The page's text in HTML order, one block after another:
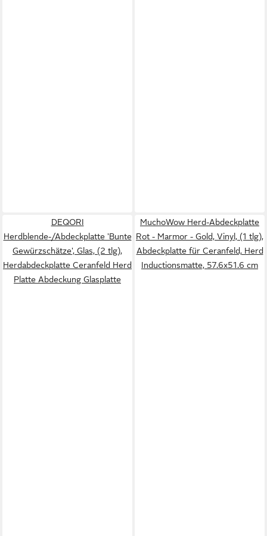
DEQORI
Herdblende-/Abdeckplatte 'Bunte
Gewürzschätze', Glas, (2 tlg),
Herdabdeckplatte Ceranfeld Herd
Platte Abdeckung Glasplatte
MuchoWow Herd-Abdeckplatte
Rot - Marmor - Gold, Vinyl, (1 tlg),
Abdeckplatte für Ceranfeld, Herd
Inductionsmatte, 57.6x51.6 cm